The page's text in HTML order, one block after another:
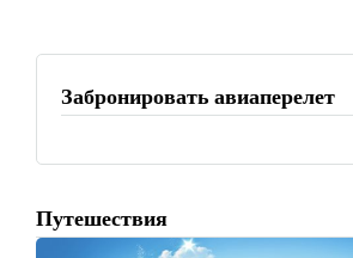
Забронировать авиаперелет
Путешествия